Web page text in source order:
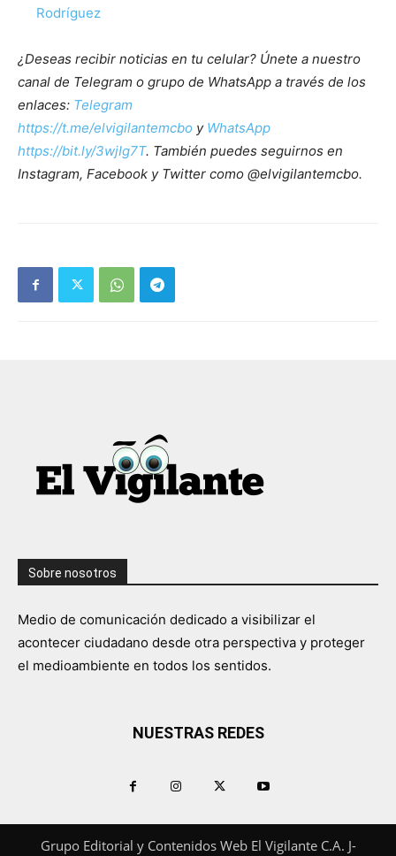
Rodríguez
¿Deseas recibir noticias en tu celular? Únete a nuestro
canal de Telegram o grupo de WhatsApp a través de los
enlaces: Telegram
https://t.me/elvigilantemcbo y WhatsApp
https://bit.ly/3wjIg7T. También puedes seguirnos en
Instagram, Facebook y Twitter como @elvigilantemcbo.
Sobre nosotros
Medio de comunicación dedicado a visibilizar el
acontecer ciudadano desde otra perspectiva y proteger
el medioambiente en todos los sentidos.
NUESTRAS REDES
Grupo Editorial y Contenidos Web El Vigilante C.A. J-